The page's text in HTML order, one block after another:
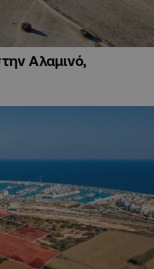
Αλαμινό,